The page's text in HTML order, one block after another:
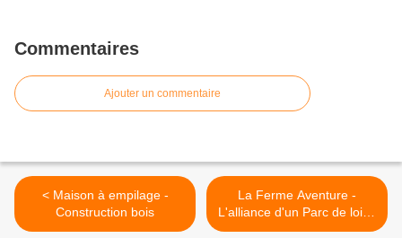
Commentaires
Ajouter un commentaire
< Maison à empilage -
Construction bois
La Ferme Aventure -
L'alliance d'un Parc de loisir
et de nuits insolites ! >